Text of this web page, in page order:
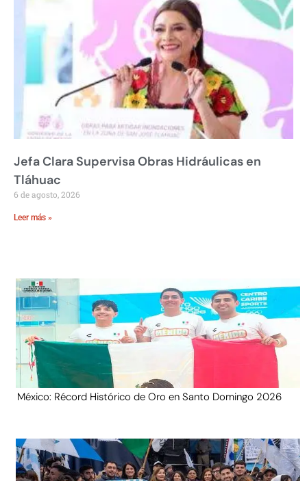
Jefa Clara Supervisa Obras Hidráulicas en
Tláhuac
6 de agosto, 2026
Leer más »
México: Récord Histórico de Oro en Santo Domingo 2026